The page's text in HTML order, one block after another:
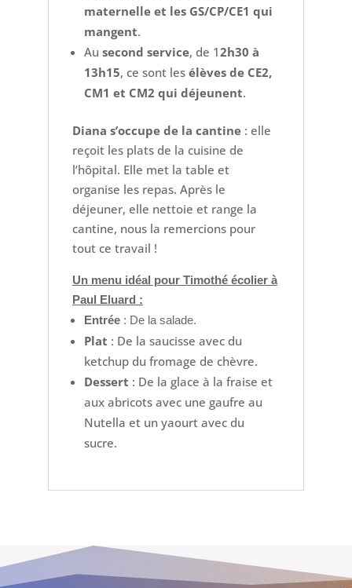
maternelle et les GS/CP/CE1 qui
mangent.
Au second service, de 12h30 à
13h15, ce sont les élèves de CE2,
CM1 et CM2 qui déjeunent.
Diana s’occupe de la cantine: elle
reçoit les plats de la cuisine de
l’hôpital. Elle met la table et
organise les repas. Après le
déjeuner, elle nettoie et range la
cantine, nous la remercions pour
tout ce travail !
Un menu idéal pour Timothé écolier à
Paul Eluard :
Entrée: De la salade.
Plat : De la saucisse avec du
ketchup du fromage de chèvre.
Dessert : De la glace à la fraise et
aux abricots avec une gaufre au
Nutella et un yaourt avec du
sucre.